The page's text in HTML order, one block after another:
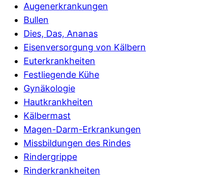
Augenerkrankungen
Bullen
Dies, Das, Ananas
Eisenversorgung von Kälbern
Euterkrankheiten
Festliegende Kühe
Gynäkologie
Hautkrankheiten
Kälbermast
Magen-Darm-Erkrankungen
Missbildungen des Rindes
Rindergrippe
Rinderkrankheiten